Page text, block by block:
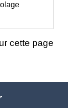
cette page